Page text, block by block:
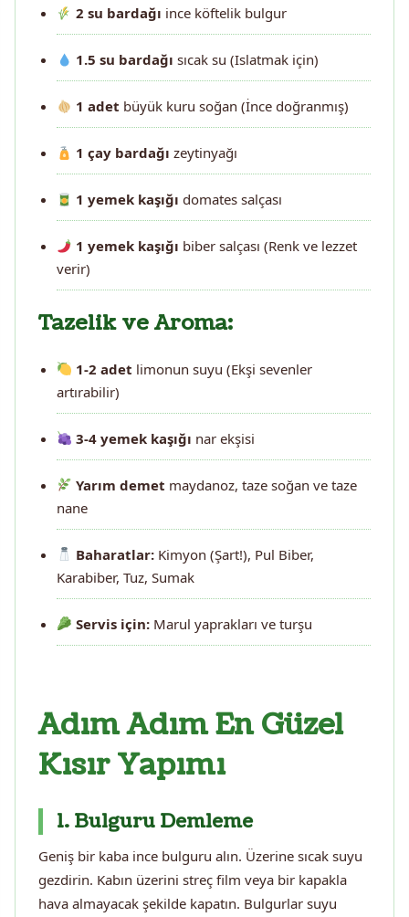
2 su bardağı ince köftelik bulgur
1.5 su bardağı sıcak su (Islatmak için)
1 adet büyük kuru soğan (İnce doğranmış)
1 çay bardağı zeytinyağı
1 yemek kaşığı domates salçası
1 yemek kaşığı biber salçası (Renk ve lezzet
verir)
Tazelik ve Aroma:
1-2 adet limonun suyu (Ekşi sevenler
artırabilir)
3-4 yemek kaşığı nar ekşisi
Yarım demet maydanoz, taze soğan ve taze
nane
Baharatlar: Kimyon (Şart!), Pul Biber,
Karabiber, Tuz, Sumak
Servis için: Marul yaprakları ve turşu
Adım Adım En Güzel
Kısır Yapımı
1. Bulguru Demleme
Geniş bir kaba ince bulguru alın. Üzerine sıcak suyu
gezdirin. Kabın üzerini streç film veya bir kapakla
hava almayacak şekilde kapatın. Bulgurlar suyu